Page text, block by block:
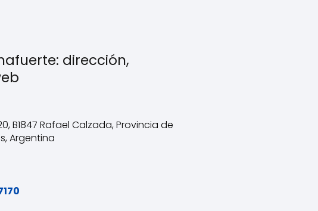
dirección,
B1847 Rafael Calzada, Provincia de
Argentina